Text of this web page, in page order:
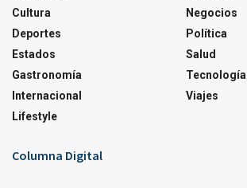
Cultura
Deportes
Estados
Gastronomía
Internacional
Lifestyle
Negocios
Política
Salud
Tecnología
Viajes
Columna Digital